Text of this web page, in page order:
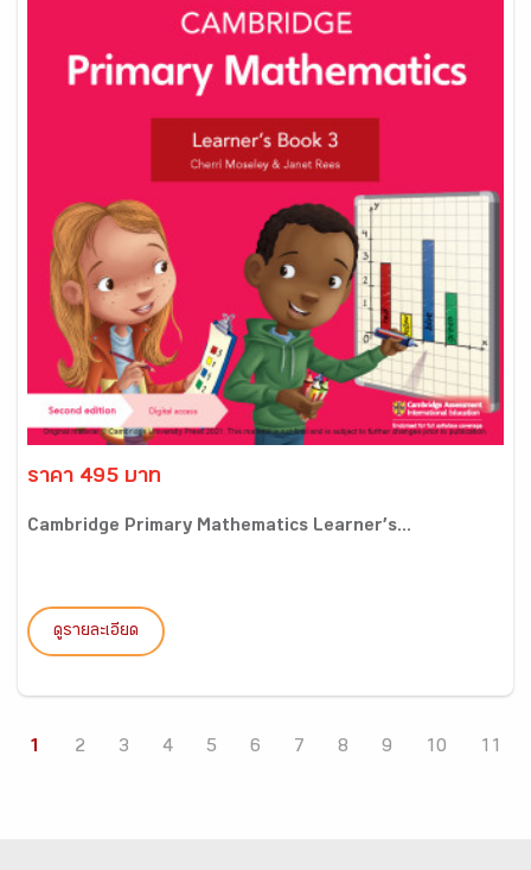
ราคา 495 บาท
Cambridge Primary Mathematics Learner’s...
ดูรายละเอียด
1 2 3 4 5 6 7 8 9 10 11